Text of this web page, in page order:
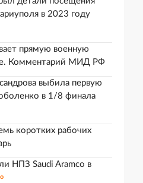
в 2023 году
прямую военную
Комментарий МИД РФ
выбила первую
в 1/8 финала
коротких рабочих
НПЗ Saudi Aramco в